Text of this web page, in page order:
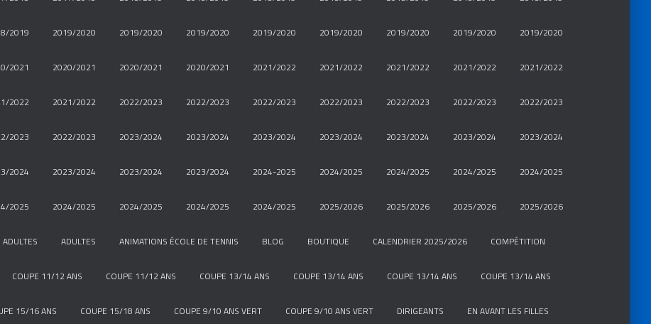
2019 2019/2020 2019/2020 2019/2020 2019/2020 2019/2020 2019/2020 2019/2020 2019/2020
2021 2020/2021 2020/2021 2020/2021 2021/2022 2021/2022 2021/2022 2021/2022 2021/2022
2022 2021/2022 2022/2023 2022/2023 2022/2023 2022/2023 2022/2023 2022/2023 2022/2023
2023 2022/2023 2023/2024 2023/2024 2023/2024 2023/2024 2023/2024 2023/2024 2023/2024
2024 2023/2024 2023/2024 2023/2024 2024-2025 2024/2025 2024/2025 2024/2025 2024/2025
2025 2024/2025 2024/2025 2024/2025 2024/2025 2025/2026 2025/2026 2025/2026 2025/2026
ADULTES ADULTES ANIMATIONS ÉCOLE DE TENNIS BLOG BOUTIQUE CALENDRIER 2025/2026 COMPÉTITION
COUPE 11/12 ANS COUPE 11/12 ANS COUPE 13/14 ANS COUPE 13/14 ANS COUPE 13/14 ANS COUPE 13/14 ANS
15/16 ANS COUPE 15/18 ANS COUPE 9/10 ANS VERT COUPE 9/10 ANS VERT DIRIGEANTS EN AVANT LES FILLES